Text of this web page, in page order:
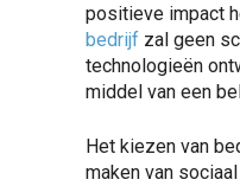
positieve impact
bedrijf zal geen
technologieën
middel van een
Het kiezen van
maken van